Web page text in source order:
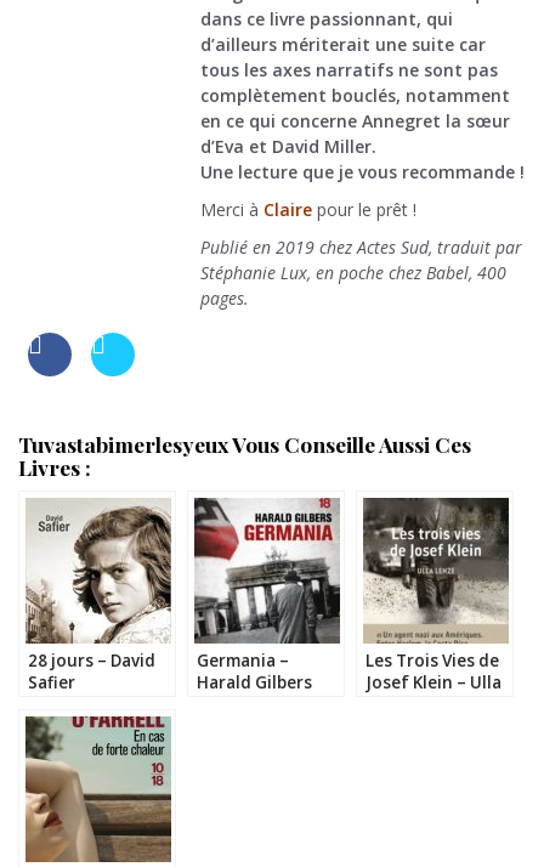
dans ce livre passionnant, qui
d’ailleurs mériterait une suite car
tous les axes narratifs ne sont pas
complètement bouclés, notamment
en ce qui concerne Annegret la sœur
d’Eva et David Miller.
Une lecture que je vous recommande !
Merci à Claire pour le prêt !
Publié en 2019 chez Actes Sud, traduit par
Stéphanie Lux, en poche chez Babel, 400
pages.
Tuvastabimerlesyeux Vous Conseille Aussi Ces
Livres :
28 jours – David
Safier
Germania –
Harald Gilbers
Les Trois Vies de
Josef Klein – Ulla